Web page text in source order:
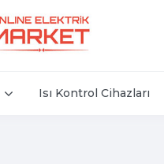
Isı Kontrol Cihazları